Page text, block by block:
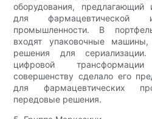
оборудования, предлагающий
для фармацевтической и
промышленности. В
входят упаковочные машины,
решения для
цифровой
совершенству сделало его
для фармацевтических
передовые решения.